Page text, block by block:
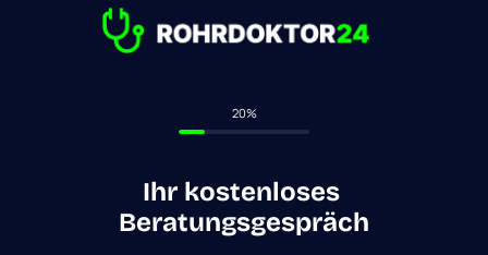
20%
Ihr kostenloses
Beratungsgespräch